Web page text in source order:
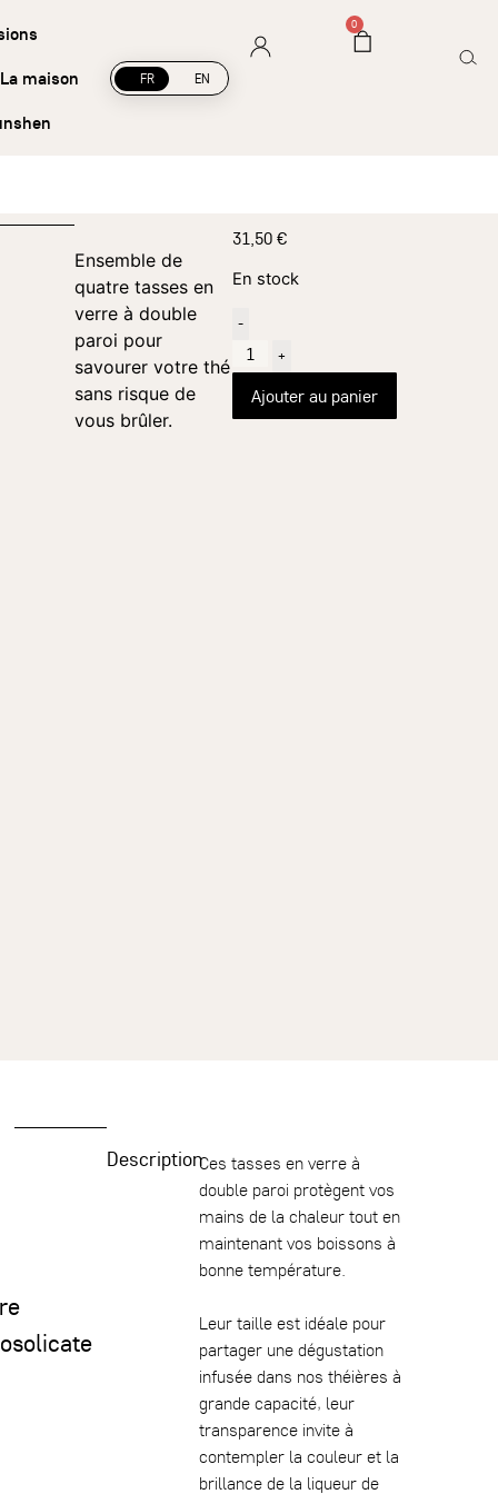
La maison
FR EN
0
Ensemble de
quatre tasses en
verre à double
paroi pour
savourer votre thé
sans risque de
vous brûler.
31,50€
En stock
-
+
Ajouter au panier
DescriptionCes tasses en verre à
double paroi protègent vos
mains de la chaleur tout en
maintenant vos boissons à
bonne température.
Leur taille est idéale pour
partager une dégustation
infusée dans nos théières à
grande capacité, leur
transparence invite à
contempler la couleur et la
brillance de la liqueur de